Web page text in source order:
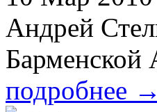
Андрей
Барменской
подробнее →